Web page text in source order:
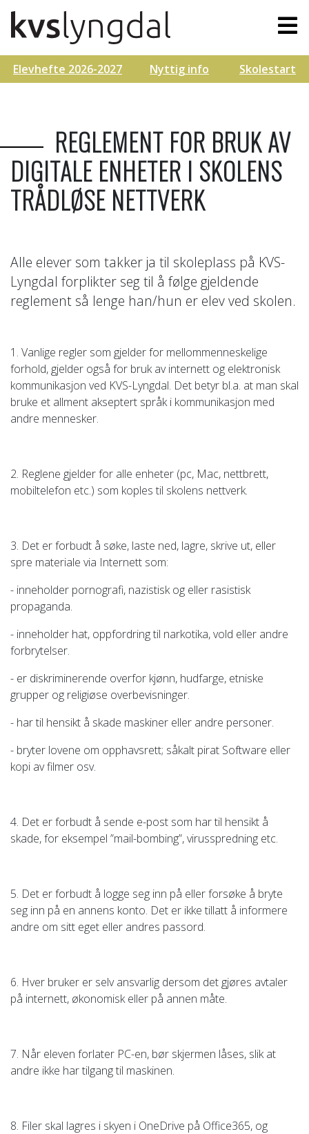
Elevhefte 2026-2027 Nyttig info Skolestart
REGLEMENT FOR BRUK AV
DIGITALE ENHETER I SKOLENS
TRÅDLØSE NETTVERK
Alle elever som takker ja til skoleplass på KVS-
Lyngdal forplikter seg til å følge gjeldende
reglement så lenge han/hun er elev ved skolen.
1. Vanlige regler som gjelder for mellommenneskelige
forhold, gjelder også for bruk av internett og elektronisk
kommunikasjon ved KVS-Lyngdal. Det betyr bl.a. at man skal
bruke et allment akseptert språk i kommunikasjon med
andre mennesker.
2. Reglene gjelder for alle enheter (pc, Mac, nettbrett,
mobiltelefon etc.) som koples til skolens nettverk.
3. Det er forbudt å søke, laste ned, lagre, skrive ut, eller
spre materiale via Internett som:
- inneholder pornografi, nazistisk og eller rasistisk
propaganda.
- inneholder hat, oppfordring til narkotika, vold eller andre
forbrytelser.
- er diskriminerende overfor kjønn, hudfarge, etniske
grupper og religiøse overbevisninger.
- har til hensikt å skade maskiner eller andre personer.
- bryter lovene om opphavsrett; såkalt pirat Software eller
kopi av filmer osv.
4. Det er forbudt å sende e-post som har til hensikt å
skade, for eksempel ”mail-bombing”, virusspredning etc.
5. Det er forbudt å logge seg inn på eller forsøke å bryte
seg inn på en annens konto. Det er ikke tillatt å informere
andre om sitt eget eller andres passord.
6. Hver bruker er selv ansvarlig dersom det gjøres avtaler
på internett, økonomisk eller på annen måte.
7. Når eleven forlater PC-en, bør skjermen låses, slik at
andre ikke har tilgang til maskinen.
8. Filer skal lagres i skyen i OneDrive på Office365, og